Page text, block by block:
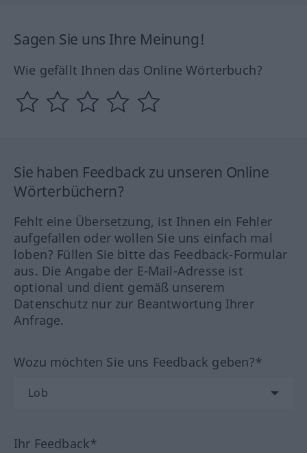
Sagen Sie uns Ihre Meinung!
Wie gefällt Ihnen das Online Wörterbuch?
Sie haben Feedback zu unseren Online
Wörterbüchern?
Fehlt eine Übersetzung, ist Ihnen ein Fehler
aufgefallen oder wollen Sie uns einfach mal
loben? Füllen Sie bitte das Feedback-Formular
aus. Die Angabe der E-Mail-Adresse ist
optional und dient gemäß unserem
Datenschutz nur zur Beantwortung Ihrer
Anfrage.
Wozu möchten Sie uns Feedback geben?*
Ihr Feedback*